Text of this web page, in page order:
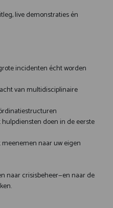
live demonstraties én
incidenten écht worden
van multidisciplinaire
doen in de eerste
naar uw eigen
naar crisisbeheer—en naar de